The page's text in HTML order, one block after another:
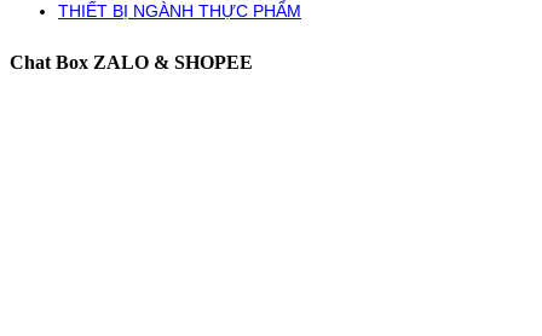
THIẾT BỊ NGÀNH THỰC PHẨM
Chat Box ZALO & SHOPEE